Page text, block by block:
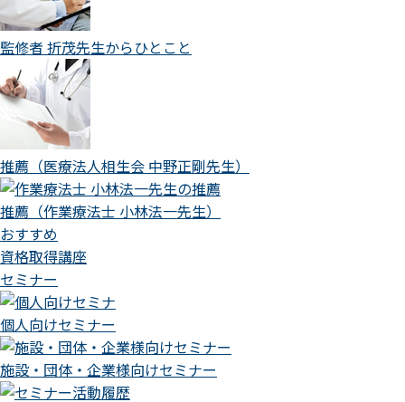
監修者 折茂先生からひとこと
推薦（医療法人相生会 中野正剛先生）
推薦（作業療法士 小林法一先生）
おすすめ
資格取得講座
セミナー
個人向けセミナー
施設・団体・企業様向けセミナー